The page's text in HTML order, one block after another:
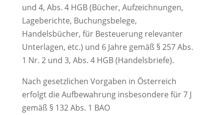
und 4, Abs. 4 HGB (Bücher, Aufzeichnungen,
Lageberichte, Buchungsbelege,
Handelsbücher, für Besteuerung relevanter
Unterlagen, etc.) und 6 Jahre gemäß § 257 Abs.
1 Nr. 2 und 3, Abs. 4 HGB (Handelsbriefe).
Nach gesetzlichen Vorgaben in Österreich
erfolgt die Aufbewahrung insbesondere für 7 J
gemäß § 132 Abs. 1 BAO